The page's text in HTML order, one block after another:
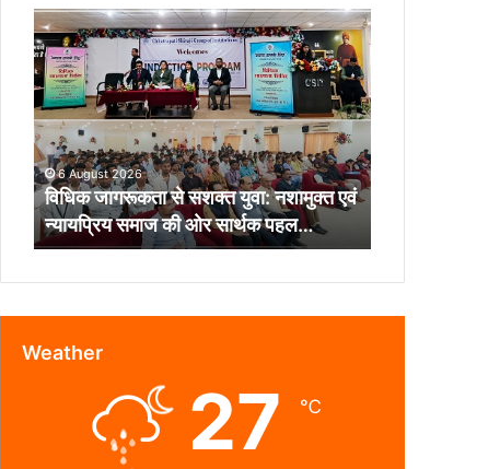
विधिक
जागरूकता
से
सशक्त
युवा:
नशामुक्त
एवं
न्यायप्रिय
समाज
की
ओर
6 August 2026
विधिक जागरूकता से सशक्त युवा: नशामुक्त एवं
न्यायप्रिय समाज की ओर सार्थक पहल…
Weather
27 ℃